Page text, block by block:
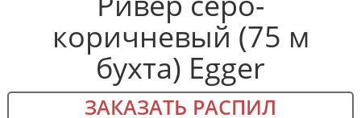
коричневый (75 м
бухта) Egger
ЗАКАЗАТЬ РАСПИЛ